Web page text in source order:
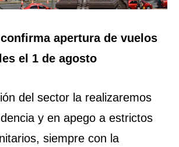
apertura de vuelos
el 1 de agosto
del sector la realizaremos
y en apego a estrictos
siempre con la